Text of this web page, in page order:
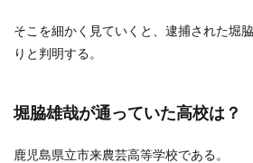
そこを細かく見ていくと、逮捕された堀
りと判明する。
堀脇雄哉が通っていた高校は？
鹿児島県立市来農芸高等学校である。